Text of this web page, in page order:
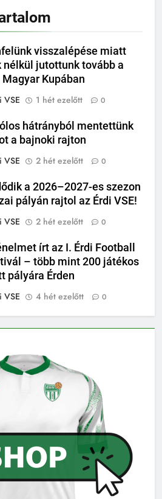
visszalépése miatt
nélkül jutottunk tovább a
Magyar Kupában
VSE
1 hét ezelőtt 0
hátrányból mentettünk
a bajnoki rajton
VSE
2 hét ezelőtt 0
a 2026–2027-es szezon
pályán rajtol az Érdi VSE!
VSE
2 hét ezelőtt 0
írt az I. Érdi Football
– több mint 200 játékos
pályára Érden
VSE
4 hét ezelőtt 0